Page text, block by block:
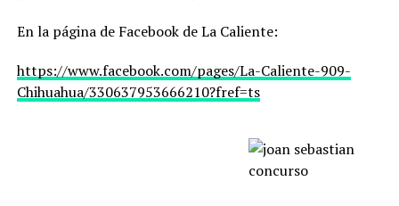
En la página de Facebook de La Caliente:
https://www.facebook.com/pages/La-Caliente-909-
Chihuahua/330637953666210?fref=ts